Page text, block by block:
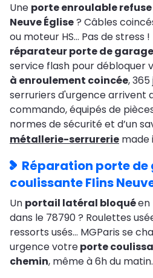
Une porte enroulable refuse
Neuve Église? Câbles
ou moteur HS… Pas de stress
réparateur porte de
service flash pour débloquer
à enroulement coincée,
serruriers d'urgence arrivent
commando, équipés de
normes de sécurité et d’un
métallerie-serrurerie made
Réparation porte de
coulissante Flins
Un portail latéral bloquéen
dans le 78790 ? Roulettes
ressorts usés… MGParis se
urgence votreporte
chemin, même à 6h du matin.